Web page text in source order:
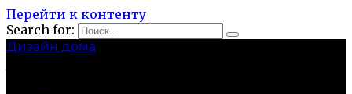
Перейти к контенту
Search for:
Дизайн дома